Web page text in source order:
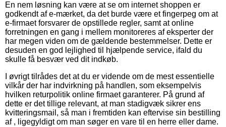
En nem løsning kan være at se om internet shoppen er
godkendt af e-mærket, da det burde være et fingerpeg om at
e-firmaet forsvarer de opstillede regler, samt at online
forretningen en gang i mellem monitoreres af eksperter der
har megen viden om de gældende bestemmelser. Dette er
desuden en god lejlighed til hjælpende service, ifald du
skulle få besvær ved dit indkøb.
I øvrigt tilrådes det at du er vidende om de mest essentielle
vilkår der har indvirkning på handlen, som eksempelvis
hvilken returpolitik online firmaet garanterer. På grund af
dette er det tillige relevant, at man stadigvæk sikrer ens
kvitteringsmail, så man i fremtiden kan eftervise sin bestilling
af , ligegyldigt om man søger en vare til en herre eller dame.